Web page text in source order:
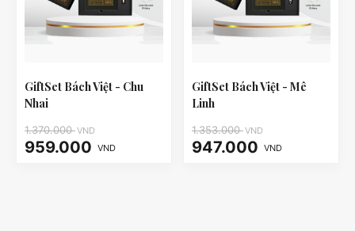
GiftSet Bách Việt - Chu
Nhai
1.370.000VND
959.000 VND
GiftSet Bách Việt - Mê
Linh
1.353.000VND
947.000 VND